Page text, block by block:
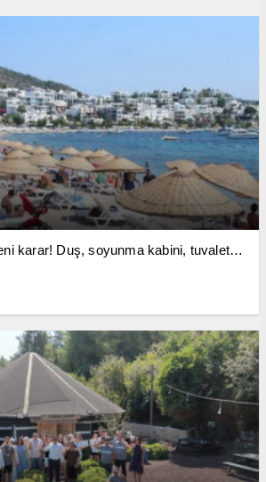
karar! Duş, soyunma kabini, tuvalet…